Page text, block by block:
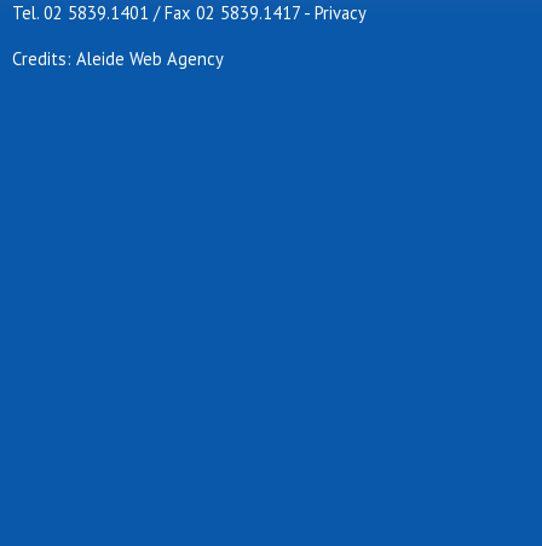
Tel. 02 5839.1401 / Fax 02 5839.1417 - Privacy
Credits: Aleide Web Agency